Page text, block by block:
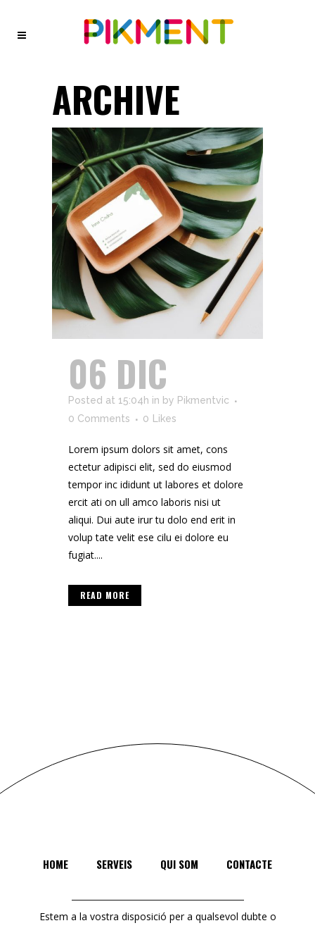
ARCHIVE
06 DIC
Posted at 15:04h in by Pikmentvic
0 Comments
0 Likes
Lorem ipsum dolors sit amet, cons
ectetur adipisci elit, sed do eiusmod
tempor inc ididunt ut labores et dolore
ercit ati on ull amco laboris nisi ut
aliqui. Dui aute irur tu dolo end erit in
volup tate velit ese cilu ei dolore eu
fugiat....
READ MORE
HOME SERVEIS QUI SOM CONTACTE
Estem a la vostra disposició per a qualsevol dubte o